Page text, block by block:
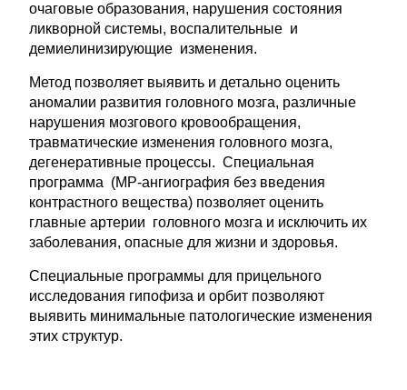
очаговые образования, нарушения состояния
ликворной системы, воспалительные и
демиелинизирующие изменения.
Метод позволяет выявить и детально оценить
аномалии развития головного мозга, различные
нарушения мозгового кровообращения,
травматические изменения головного мозга,
дегенеративные процессы. Специальная
программа (МР-ангиография без введения
контрастного вещества) позволяет оценить
главные артерии головного мозга и исключить их
заболевания, опасные для жизни и здоровья.
Специальные программы для прицельного
исследования гипофиза и орбит позволяют
выявить минимальные патологические изменения
этих структур.